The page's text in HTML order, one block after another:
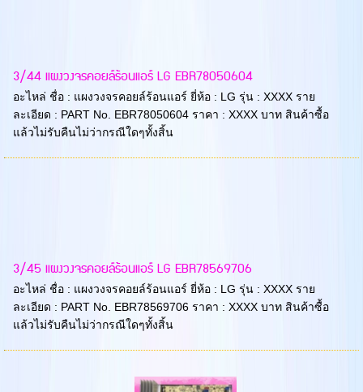
3/44 แผงวงจรคอยล์ร้อนแอร์ LG EBR78050604
อะไหล่ ชื่อ : แผงวงจรคอยล์ร้อนแอร์ ยี่ห้อ : LG รุ่น : XXXX ราย
ละเอียด : PART No. EBR78050604 ราคา : XXXX บาท สินค้าซื้อ
แล้วไม่รับคืนไม่ว่ากรณีใดๆทั้งสิ้น
3/45 แผงวงจรคอยล์ร้อนแอร์ LG EBR78569706
อะไหล่ ชื่อ : แผงวงจรคอยล์ร้อนแอร์ ยี่ห้อ : LG รุ่น : XXXX ราย
ละเอียด : PART No. EBR78569706 ราคา : XXXX บาท สินค้าซื้อ
แล้วไม่รับคืนไม่ว่ากรณีใดๆทั้งสิ้น